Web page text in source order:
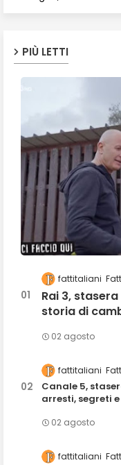
PIÙ LETTI
fattitaliani
Rai 3,
storia di
02 agosto
fattitaliani
Canale 5,
arresti, segreti
02 agosto
fattitaliani